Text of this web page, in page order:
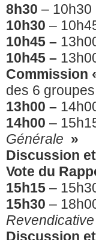
8h30 – 10h30
10h30 –
10h45 –
10h45 –
Commission
des 6 groupes
13h00 –
14h00 –
Générale »
Discussion
Vote du
15h15 –
15h30 –
Revendicative
Discussion